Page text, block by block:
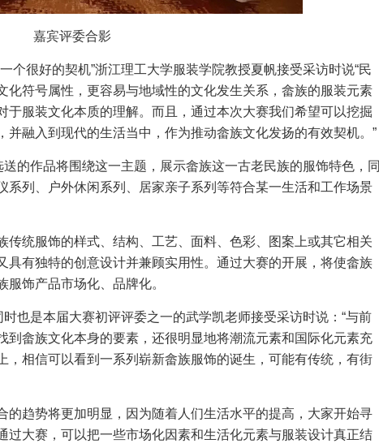
嘉宾评委合影
个很好的契机”浙江理工大学服装学院教授夏帆接受采访时说“民
化符号属性，更容易与地域性的文化发生关系，畲族的服装元素
于服装文化本质的理解。而且，通过本次大赛我们希望可以挖掘
融入到现代的生活当中，作为推动畲族文化发扬的有效契机。”
的作品将围绕这一主题，展示畲族这一古老民族的服饰特色，同
系列、户外休闲系列、居家亲子系列等符合某一生活和工作场景
传统服饰的样式、结构、工艺、面料、色彩、图案上或其它相关
具有独特的创意设计并兼顾实用性。通过大赛的开展，将使畲族
饰产品市场化、品牌化。
也是本届大赛初评评委之一的武学凯老师接受采访时说：“与前
到畲族文化本身的要素，还很明显地将潮流元素和国际化元素充
，相信可以看到一系列崭新畲族服饰的诞生，可能有传统，有街
的趋势将更加明显，因为随着人们生活水平的提高，大家开始寻
过大赛，可以把一些市场化因素和生活化元素与服装设计真正结